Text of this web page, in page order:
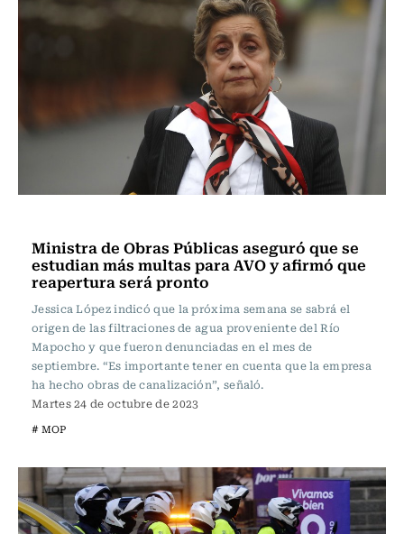
Ministra de Obras Públicas aseguró que se
estudian más multas para AVO y afirmó que
reapertura será pronto
Jessica López indicó que la próxima semana se sabrá el
origen de las filtraciones de agua proveniente del Río
Mapocho y que fueron denunciadas en el mes de
septiembre. “Es importante tener en cuenta que la empresa
ha hecho obras de canalización”, señaló.
Martes 24 de octubre de 2023
# MOP